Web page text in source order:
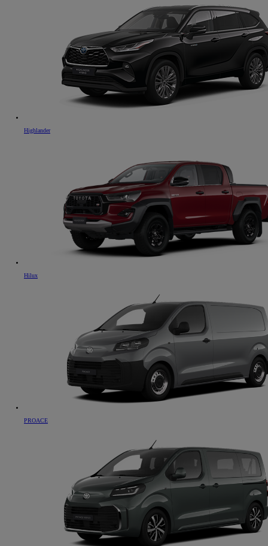
Highlander
Hilux
PROACE